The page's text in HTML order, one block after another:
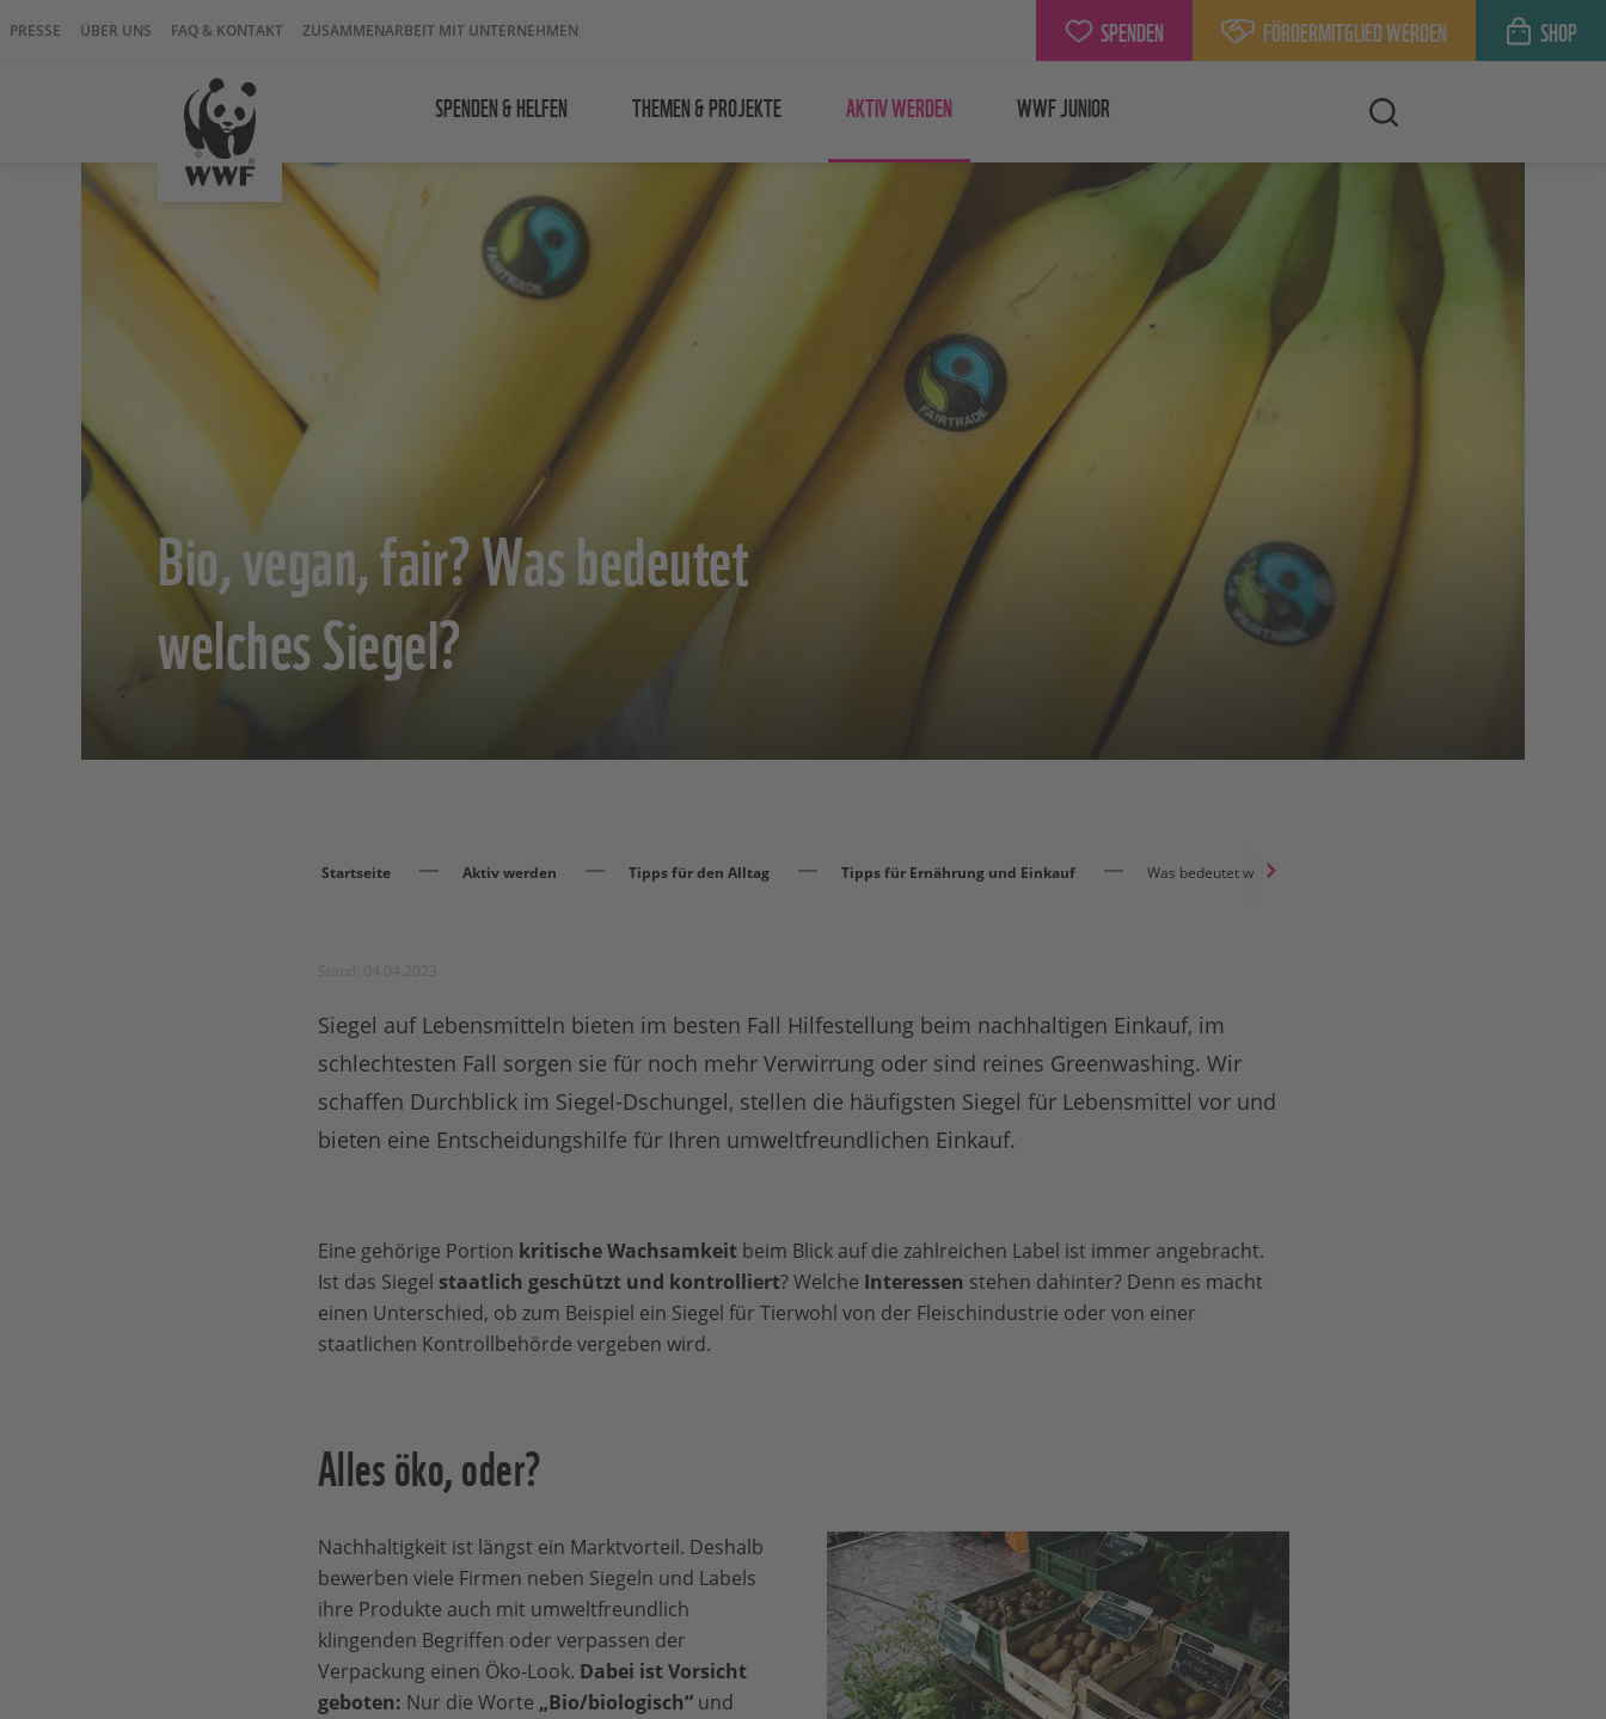
PRESSE ÜBER UNS FAQ & KONTAKT ZUSAMMENARBEIT MIT UNTERNEHMEN SPENDEN FÖRDERMITGLIED WERDEN SHOP
SPENDEN & HELFEN THEMEN & PROJEKTE AKTIV WERDEN WWF JUNIOR
Bio, vegan, fair? Was bedeutet
welches Siegel?
Startseite Aktiv werden Tipps für den Alltag Tipps für Ernährung und Einkauf Was bedeutet welches Siegel?
Siegel auf Lebensmitteln bieten im besten Fall Hilfestellung beim nachhaltigen Einkauf, im
schlechtesten Fall sorgen sie für noch mehr Verwirrung oder sind reines Greenwashing. Wir
schaffen Durchblick im Siegel-Dschungel, stellen die häufigsten Siegel für Lebensmittel vor und
bieten eine Entscheidungshilfe für Ihren umweltfreundlichen Einkauf.
Eine gehörige Portion kritische Wachsamkeitbeim Blick auf die zahlreichen Label ist immer angebracht.
Ist das Siegel staatlich geschützt und kontrolliert? Welche Interessen stehen dahinter? Denn es macht
einen Unterschied, ob zum Beispiel ein Siegel für Tierwohl von der Fleischindustrie oder von einer
staatlichen Kontrollbehörde vergeben wird.
Alles öko, oder?
Nachhaltigkeit ist längst ein Marktvorteil. Deshalb
bewerben viele Firmen neben Siegeln und Labels
ihre Produkte auch mit umweltfreundlich
klingenden Begriffen oder verpassen der
Verpackung einen Öko-Look. Dabei ist Vorsicht
geboten: Nur die Worte „Bio/biologisch“ und